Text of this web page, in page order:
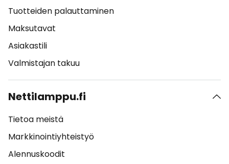
Tuotteiden palauttaminen
Maksutavat
Asiakastili
Valmistajan takuu
Nettilamppu.fi
Tietoa meistä
Markkinointiyhteistyö
Alennuskoodit